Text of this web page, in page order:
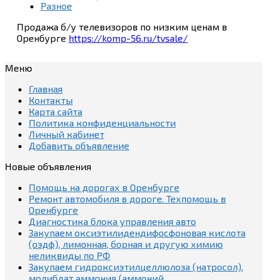
Разное
Продажа б/у телевизоров по низким ценам в
Оренбурге https://komp-56.ru/tvsale/
Меню
Главная
Контакты
Карта сайта
Политика конфиденциальности
Личный кабинет
Добавить объявление
Новые объявления
Помощь на дорогах в Оренбурге
Ремонт автомобиля в дороге. Техпомощь в
Оренбурге
Диагностика блока управления авто
Закупаем оксиэтилидендифосфоновая кислота
(оэдф), лимонная, борная и другую химию
неликвиды по РФ
Закупаем гидроксиэтилцеллюлоза (натросол),